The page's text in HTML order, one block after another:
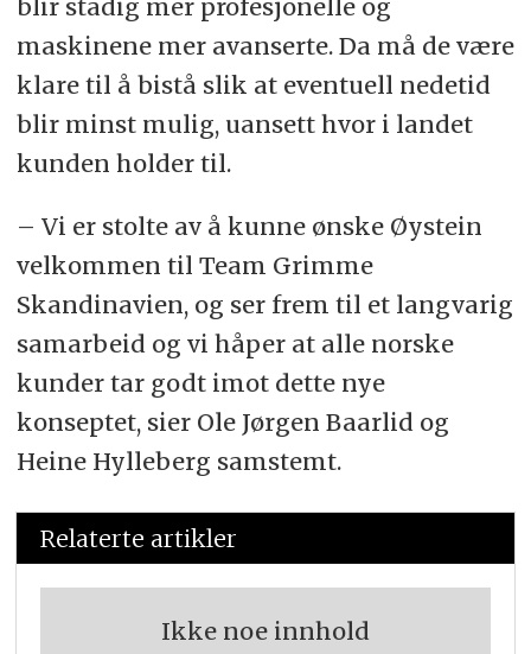
blir stadig mer profesjonelle og
maskinene mer avanserte. Da må de være
klare til å bistå slik at eventuell nedetid
blir minst mulig, uansett hvor i landet
kunden holder til.
– Vi er stolte av å kunne ønske Øystein
velkommen til Team Grimme
Skandinavien, og ser frem til et langvarig
samarbeid og vi håper at alle norske
kunder tar godt imot dette nye
konseptet, sier Ole Jørgen Baarlid og
Heine Hylleberg samstemt.
Relaterte artikler
Ikke noe innhold